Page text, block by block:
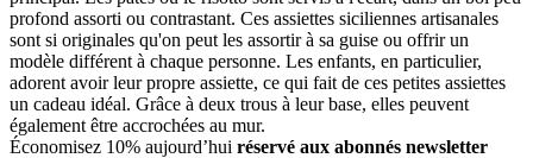
profond assorti ou contrastant. Ces assiettes siciliennes artisanales
sont si originales qu'on peut les assortir à sa guise ou offrir un
modèle différent à chaque personne. Les enfants, en particulier,
adorent avoir leur propre assiette, ce qui fait de ces petites assiettes
un cadeau idéal. Grâce à deux trous à leur base, elles peuvent
également être accrochées au mur.
Économisez 10% aujourd’hui réservé aux abonnés newsletter